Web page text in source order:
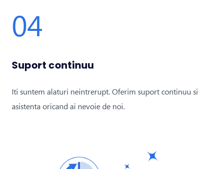
04
Suport continuu
Iti suntem alaturi neintrerupt. Oferim suport continuu si
asistenta oricand ai nevoie de noi.